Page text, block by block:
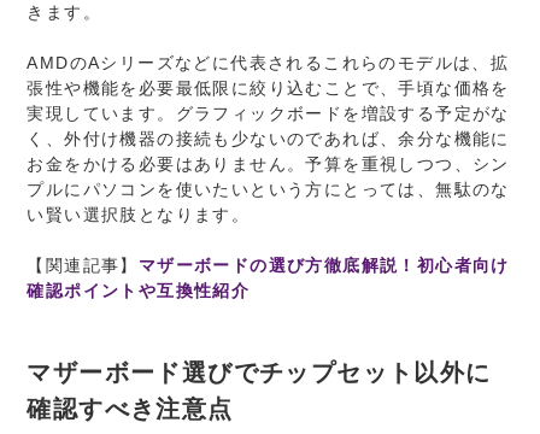
きます。
AMDのAシリーズなどに代表されるこれらのモデルは、拡
張性や機能を必要最低限に絞り込むことで、手頃な価格を
実現しています。グラフィックボードを増設する予定がな
く、外付け機器の接続も少ないのであれば、余分な機能に
お金をかける必要はありません。予算を重視しつつ、シン
プルにパソコンを使いたいという方にとっては、無駄のな
い賢い選択肢となります。
【関連記事】 マザーボードの選び方徹底解説！初心者向け
確認ポイントや互換性紹介
マザーボード選びでチップセット以外に
確認すべき注意点